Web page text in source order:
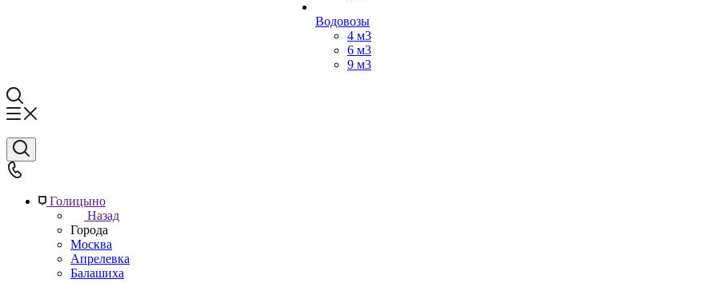
Водовозы
4 м3
6 м3
9 м3
Голицыно
Назад
Города
Москва
Апрелевка
Балашиха